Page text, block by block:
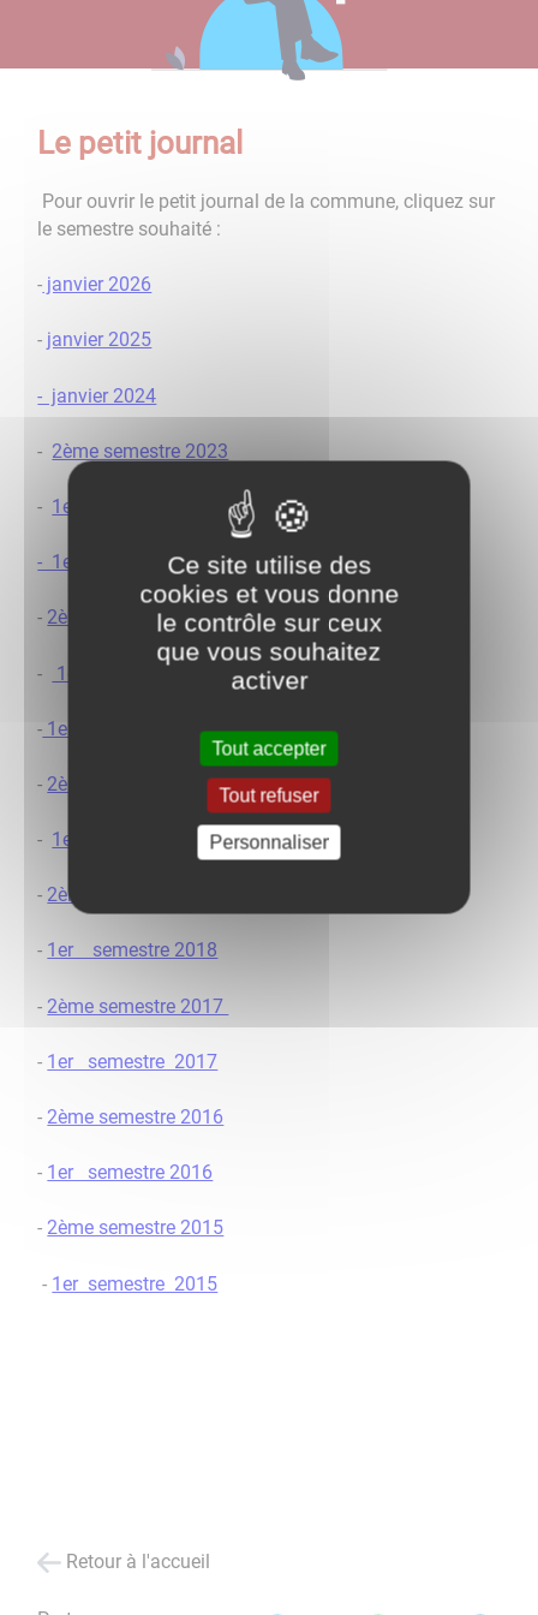
Le petit journal
Pour ouvrir le petit journal de la commune, cliquez sur
le semestre souhaité :
- janvier 2026
- janvier 2025
- janvier 2024
- 2ème semestre 2023
- 1er semestre 2023
- 1er semestre 2022
- 2ème semestre 2021
- 1er semestre 2021
- 1er et 2ème semestre 2020
- 2ème semestre 2019
- 1er semestre 2019
- 2ème semestre 2018
- 1er semestre 2018
- 2ème semestre 2017
- 1er semestre 2017
- 2ème semestre 2016
- 1er semestre 2016
- 2ème semestre 2015
- 1er semestre 2015
Retour à l'accueil
Ce site utilise des
cookies et vous donne
le contrôle sur ceux
que vous souhaitez
activer
Tout accepter
Tout refuser
Personnaliser